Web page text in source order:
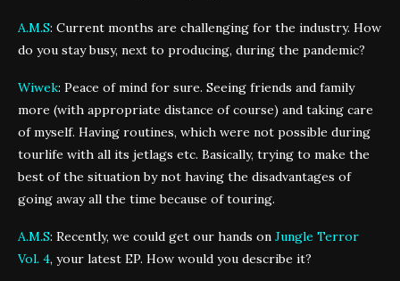
A.M.S: Current months are challenging for the industry. How
do you stay busy, next to producing, during the pandemic?
Wiwek: Peace of mind for sure. Seeing friends and family
more (with appropriate distance of course) and taking care
of myself. Having routines, which were not possible during
tourlife with all its jetlags etc. Basically, trying to make the
best of the situation by not having the disadvantages of
going away all the time because of touring.
A.M.S: Recently, we could get our hands on Jungle Terror
Vol. 4, your latest EP. How would you describe it?